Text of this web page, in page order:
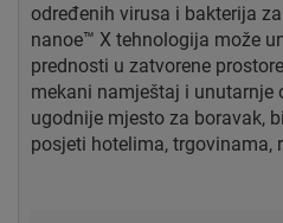
određenih virusa i bakterija
nanoe™ X tehnologija može
prednosti u zatvorene
mekani namještaj i unutarnje
ugodnije mjesto za boravak,
posjeti hotelima, trgovinama,